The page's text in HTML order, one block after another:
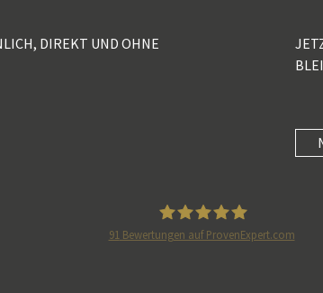
DIREKT UND OHNE
91Bewertungen auf ProvenExpert.com